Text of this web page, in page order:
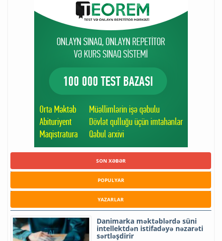
SON XƏBƏR
POPULYAR
YAZARLAR
Danimarka məktəblərdə süni
intellektdən istifadəyə nəzarəti
sərtləşdirir